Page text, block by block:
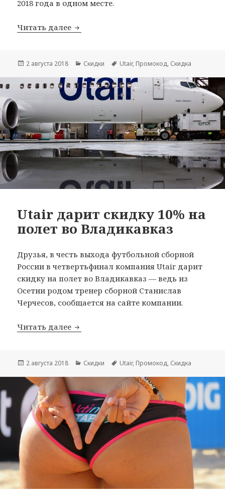
2018 года в одном месте.
Читать далее Все промокоды Utair на июль 2018
Опубликовано
2 августа 2018 Рубрики
Скидки Метки
Utair, Промокод, Скидка
Utair дарит скидку 10% на
полет во Владикавказ
Друзья, в честь выхода футбольной сборной
России в четвертьфинал компания Utair дарит
скидку на полет во Владикавказ — ведь из
Осетии родом тренер сборной Станислав
Черчесов, сообщается на сайте компании.
Читать далее Utair дарит скидку 10% на полет во
Опубликовано
2 августа 2018 Рубрики
Скидки Метки
Utair, Промокод, Скидка